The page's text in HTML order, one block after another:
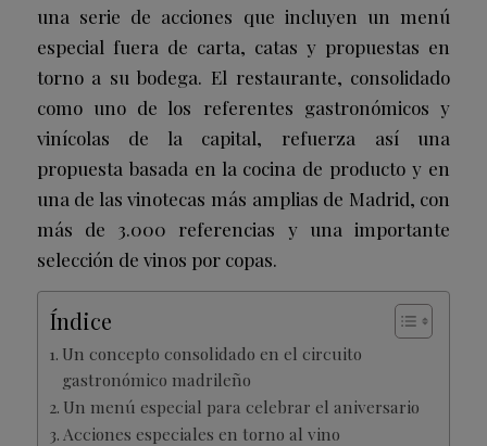
una serie de acciones que incluyen un menú
especial fuera de carta, catas y propuestas en
torno a su bodega. El restaurante, consolidado
como uno de los referentes gastronómicos y
vinícolas de la capital, refuerza así una
propuesta basada en la cocina de producto y en
una de las vinotecas más amplias de Madrid, con
más de 3.000 referencias y una importante
selección de vinos por copas.
Índice
Un concepto consolidado en el circuito
gastronómico madrileño
Un menú especial para celebrar el aniversario
Acciones especiales en torno al vino